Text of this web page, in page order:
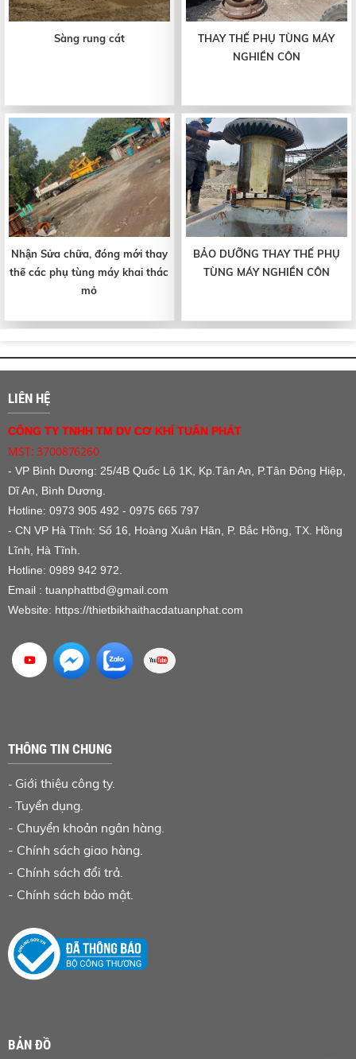
Sàng rung cát
THAY THẾ PHỤ TÙNG MÁY
NGHIỀN CÔN
Nhận Sửa chữa, đóng mới thay
thế các phụ tùng máy khai thác
mỏ
BẢO DƯỠNG THAY THẾ PHỤ
TÙNG MÁY NGHIỀN CÔN
LIÊN HỆ
CÔNG TY TNHH TM DV CƠ KHÍ TUẤN PHÁT
MST: 3700876260
- VP Bình Dương: 25/4B Quốc Lộ 1K, Kp.Tân An, P.Tân Đông Hiệp,
Dĩ An, Bình Dương.
Hotline: 0973 905 492 - 0975 665 797
- CN VP Hà Tĩnh: Số 16, Hoàng Xuân Hãn, P. Bắc Hồng, TX. Hồng
Lĩnh, Hà Tĩnh.
Hotline: 0989 942 972.
Email : tuanphattbd@gmail.com
Website: https://thietbikhaithacdatuanphat.com
THÔNG TIN CHUNG
- Giới thiệu công ty.
- Tuyển dụng.
- Chuyển khoản ngân hàng
- Chính sách giao hàng.
- Chính sách đổi trả.
- Chính sách bảo mật.
BẢN ĐỒ